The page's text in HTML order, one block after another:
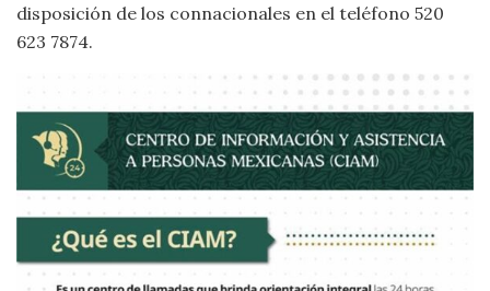
disposición de los connacionales en el teléfono 520
623 7874.